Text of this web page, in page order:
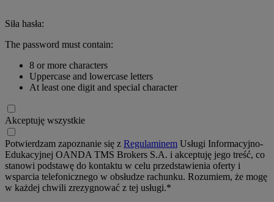
Siła hasła:
The password must contain:
8 or more characters
Uppercase and lowercase letters
At least one digit and special character
Akceptuję wszystkie
Potwierdzam zapoznanie się z Regulaminem Usługi Informacyjno-
Edukacyjnej OANDA TMS Brokers S.A. i akceptuję jego treść, co
stanowi podstawę do kontaktu w celu przedstawienia oferty i
wsparcia telefonicznego w obsłudze rachunku. Rozumiem, że mogę
w każdej chwili zrezygnować z tej usługi.*